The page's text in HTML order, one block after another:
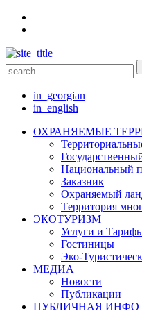
in_georgian
in_english
ОХРАНЯЕМЫЕ
Национальный
Заказник
Oхраняемый
Tерритория
ЭКОТУРИЗМ
Услуги и
Гостиницы
Эко-
МЕДИА
Новости
Публикации
ПУБЛИЧНАЯ ИНФО